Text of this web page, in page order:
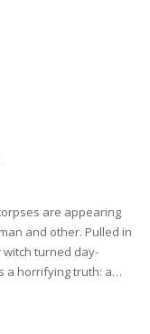
are appearing
and other. Pulled in
witch turned day-
a horrifying truth: a…